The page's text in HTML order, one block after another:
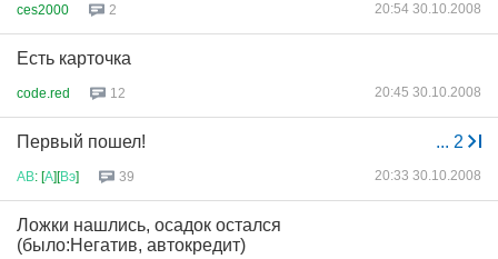
ces2000 2 20:54 30.10.2008
Есть карточка
code.red 12 20:45 30.10.2008
... 2
Первый пошел!
АВ: [А][Вэ] 39 20:33 30.10.2008
Ложки нашлись, осадок остался
(было:Негатив, автокредит)